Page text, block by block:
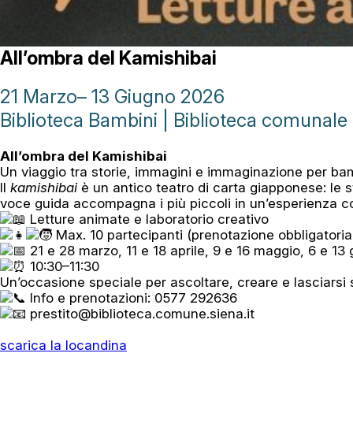
All’ombra del Kamishibai
21 Marzo– 13 Giugno 2026
Biblioteca Bambini | Biblioteca
All’ombra del Kamishibai
Un viaggio tra storie, immagini e immaginazione per
Il kamishibaiè un antico teatro di carta giapponese: le
voce guida accompagna i più piccoli in un’esperienza
Letture animate e laboratorio creativo
Max. 10 partecipanti (prenotazione
21 e 28 marzo, 11 e 18 aprile, 9 e 16 maggio, 6 e 13
10:30–11:30
Un’occasione speciale per ascoltare, creare e lasciarsi
Info e prenotazioni: 0577 292636
prestito@biblioteca.comune.siena.it
scarica la locandina